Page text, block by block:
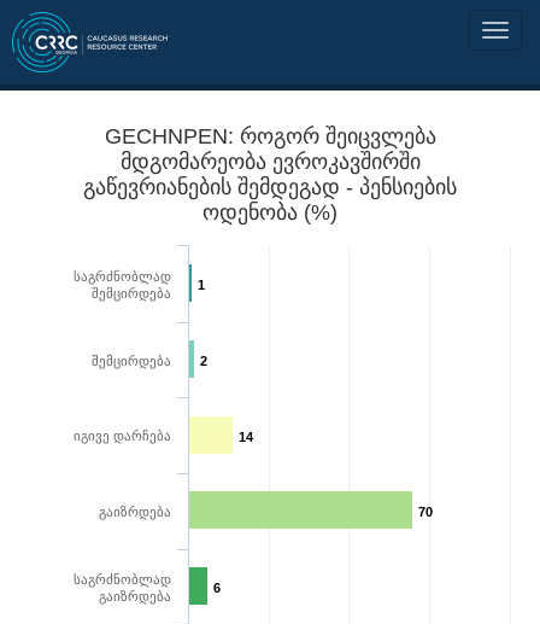
GECHNPEN: როგორ შეიცვლება
მდგომარეობა ევროკავშირში
გაწევრიანების შემდეგად - პენსიების
ოდენობა (%)
1
2
14
70
6
საგრძნობლად
შემცირდება
შემცირდება
იგივე დარჩება
გაიზრდება
საგრძნობლად
გაიზრდება